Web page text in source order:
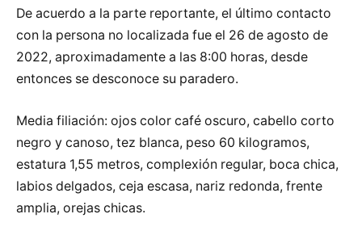
De acuerdo a la parte reportante, el último contacto
con la persona no localizada fue el 26 de agosto de
2022, aproximadamente a las 8:00 horas, desde
entonces se desconoce su paradero.
Media filiación: ojos color café oscuro, cabello corto
negro y canoso, tez blanca, peso 60 kilogramos,
estatura 1,55 metros, complexión regular, boca chica,
labios delgados, ceja escasa, nariz redonda, frente
amplia, orejas chicas.